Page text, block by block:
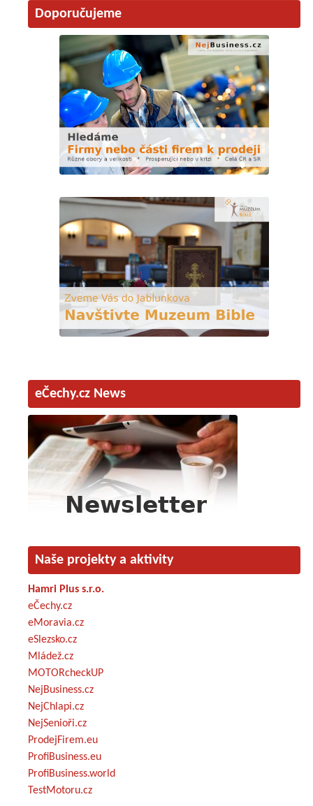
Doporučujeme
eČechy.cz News
Naše projekty a aktivity
Hamri Plus s.r.o.
eČechy.cz
eMoravia.cz
eSlezsko.cz
Mládež.cz
MOTORcheckUP
NejBusiness.cz
NejChlapi.cz
NejSenioři.cz
ProdejFirem.eu
ProfiBusiness.eu
ProfiBusiness.world
TestMotoru.cz